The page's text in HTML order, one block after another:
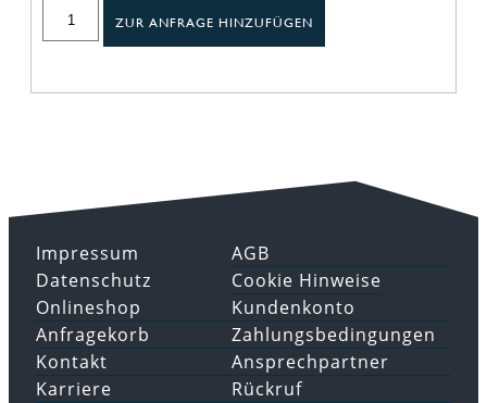
ZUR ANFRAGE HINZUFÜGEN
Impressum
Datenschutz
AGB
Cookie Hinweise
Onlineshop
Anfragekorb
Kundenkonto
Zahlungsbedingungen
Kontakt
Karriere
Ansprechpartner
Rückruf